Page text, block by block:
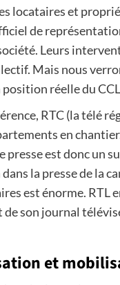
locataires et
de
Leurs
Mais nous
réelle du
RTC (la télé
en
presse est donc un
la presse de la
est énorme. RTL
son journal
et